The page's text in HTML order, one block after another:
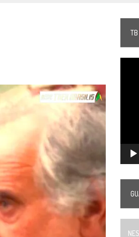
VISTA
DE SETEMBRO